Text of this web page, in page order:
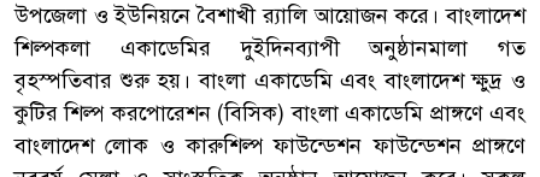
উপজেলা ও ইউনিয়নে বৈশাখী র‌্যালি আয়োজন করে। বাংলাদেশ
শিল্পকলা একাডেমির দুইদিনব্যাপী অনুষ্ঠানমালা গত
বৃহস্পতিবার শুরু হয়। বাংলা একাডেমি এবং বাংলাদেশ ক্ষুদ্র ও
কুটির শিল্প করপোরেশন (বিসিক) বাংলা একাডেমি প্রাঙ্গণে এবং
বাংলাদেশ লোক ও কারুশিল্প ফাউন্ডেশন ফাউন্ডেশন প্রাঙ্গণে